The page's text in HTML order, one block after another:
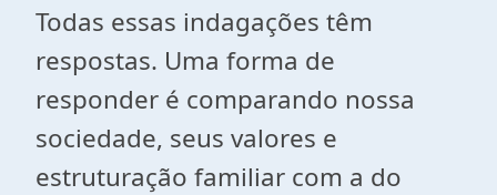
Todas essas indagações têm
respostas. Uma forma de
responder é comparando nossa
sociedade, seus valores e
estruturação familiar com a do